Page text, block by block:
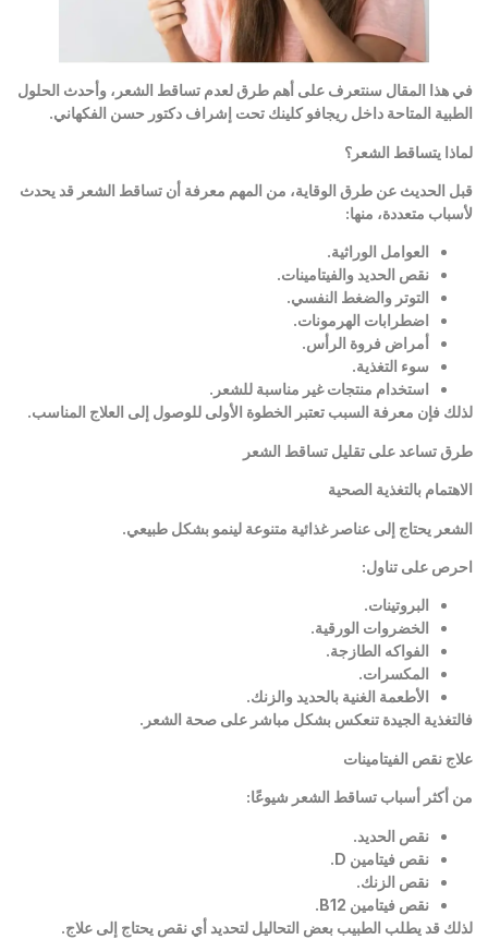
في هذا المقال سنتعرف على أهم طرق لعدم تساقط الشعر، وأحدث الحلول
الطبية المتاحة داخل ريجافو كلينك تحت إشراف دكتور حسن الفكهاني.
لماذا يتساقط الشعر؟
قبل الحديث عن طرق الوقاية، من المهم معرفة أن تساقط الشعر قد يحدث
لأسباب متعددة، منها:
العوامل الوراثية.
نقص الحديد والفيتامينات.
التوتر والضغط النفسي.
اضطرابات الهرمونات.
أمراض فروة الرأس.
سوء التغذية.
استخدام منتجات غير مناسبة للشعر .
لذلك فإن معرفة السبب تعتبر الخطوة الأولى للوصول إلى العلاج المناسب.
طرق تساعد على تقليل تساقط الشعر
الاهتمام بالتغذية الصحية
الشعر يحتاج إلى عناصر غذائية متنوعة لينمو بشكل طبيعي.
احرص على تناول:
البروتينات.
الخضروات الورقية.
الفواكه الطازجة.
المكسرات.
الأطعمة الغنية بالحديد والزنك.
فالتغذية الجيدة تنعكس بشكل مباشر على صحة الشعر .
علاج نقص الفيتامينات
من أكثر أسباب تساقط الشعر شيوعًا:
نقص الحديد.
نقص فيتامين
نقص الزنك.
نقص فيتامين
لذلك قد يطلب الطبيب بعض التحاليل لتحديد أي نقص يحتاج إلى علاج.